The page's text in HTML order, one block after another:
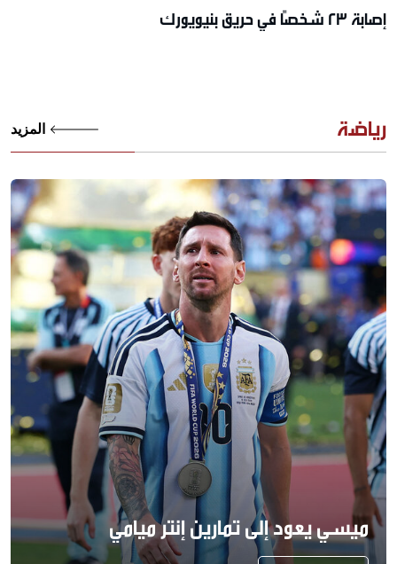
إصابة 23 شخصًا في حريق بنيويورك
رياضة المزيد
ميسي يعود إلى تمارين إنتر ميامي